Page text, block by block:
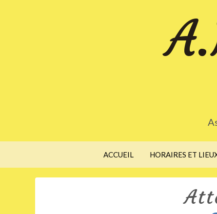
ACCUEIL HORAIRES ET